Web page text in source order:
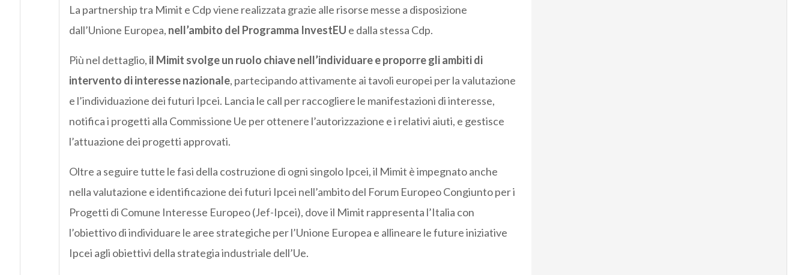
La partnership tra Mimit e Cdp viene realizzata grazie alle risorse messe a disposizione
dall’Unione Europea, nell’ambito del Programma InvestEU e dalla stessa Cdp.
Più nel dettaglio, il Mimit svolge un ruolo chiave nell’individuare e proporre gli ambiti di
intervento di interesse nazionale, partecipando attivamente ai tavoli europei per la valutazione
e l’individuazione dei futuri Ipcei. Lancia le call per raccogliere le manifestazioni di interesse,
notifica i progetti alla Commissione Ue per ottenere l’autorizzazione e i relativi aiuti, e gestisce
l’attuazione dei progetti approvati.
Oltre a seguire tutte le fasi della costruzione di ogni singolo Ipcei, il Mimit è impegnato anche
nella valutazione e identificazione dei futuri Ipcei nell’ambito del Forum Europeo Congiunto per i
Progetti di Comune Interesse Europeo (Jef-Ipcei), dove il Mimit rappresenta l’Italia con
l’obiettivo di individuare le aree strategiche per l’Unione Europea e allineare le future iniziative
Ipcei agli obiettivi della strategia industriale dell’Ue.